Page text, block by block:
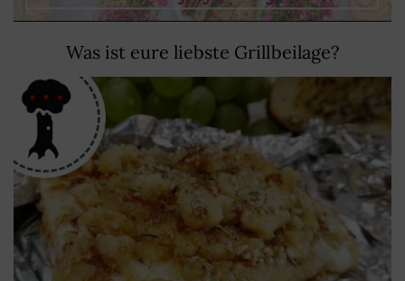
Was ist eure liebste Grillbeilage?